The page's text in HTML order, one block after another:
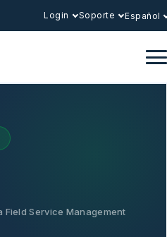
Login Soporte Español
Field Service Management